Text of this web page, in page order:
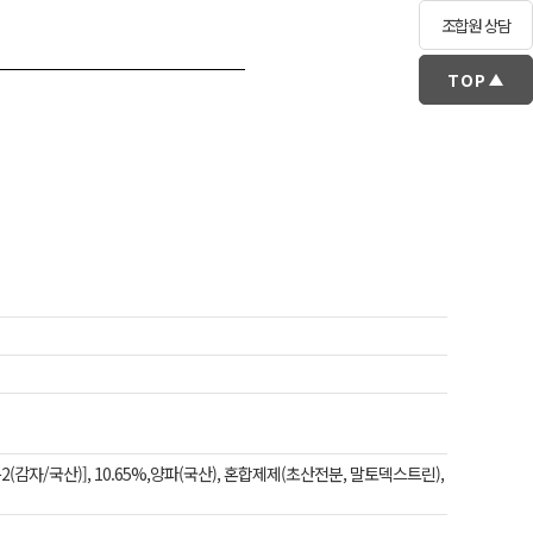
조합원 상담
TOP
감자/국산)], 10.65%,양파(국산), 혼합제제(초산전분, 말토덱스트린),